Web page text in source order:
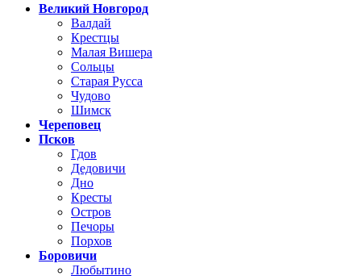
Великий Новгород
Валдай
Крестцы
Малая Вишера
Сольцы
Старая Русса
Чудово
Шимск
Череповец
Псков
Гдов
Дедовичи
Дно
Кресты
Остров
Печоры
Порхов
Боровичи
Любытино